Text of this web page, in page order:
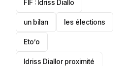
‎FIF : Idriss Diallo
un bilan les élections
Eto’o
Idriss Diallor proximité